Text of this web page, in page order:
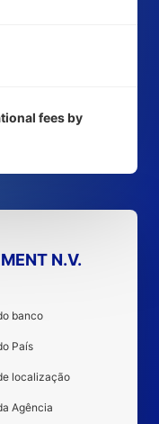
fees by
N.V.
banco
País
localização
Agência